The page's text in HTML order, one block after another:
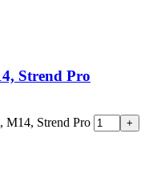
Strend Pro
M14, Strend Pro